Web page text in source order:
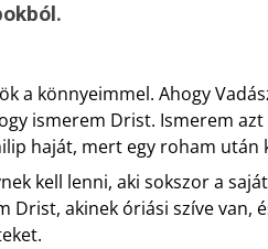
a könnyeimmel. Ahogy
ismerem Drist. Ismerem azt
haját, mert egy roham után
kell lenni, aki sokszor a
akinek óriási szíve van,